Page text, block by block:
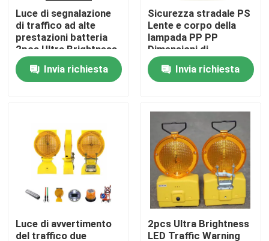
Giro della fabbrica
Controllo di qualità
Contattici
Piatto di acciaio al carbonio
Striscia di acciaio al carbonio
Barra di acciaio al carbonio
Luce di segnalazione
di traffico ad alte
prestazioni batteria
2pcs Ultra Brightness
LED
Invia richiesta
Sicurezza stradale PS
Lente e corpo della
lampada PP PP
Dimensioni di
imballaggio
49X37X37CM
Invia richiesta
Luce di avvertimento
del traffico due
2pcs Ultra Brightness
LED Traffic Warning